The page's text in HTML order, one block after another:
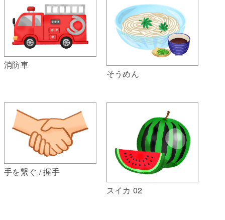
消防車
そうめん
手を繋ぐ / 握手
スイカ 02